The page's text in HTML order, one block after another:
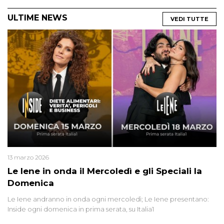
ULTIME NEWS VEDI TUTTE
Le Iene in onda il Mercoledì e gli Speciali la
Domenica
13 marzo 2026
Le Iene andranno in onda ogni mercoledì; Le Iene presentano:
Inside ogni domenica in prima serata, su Italia1